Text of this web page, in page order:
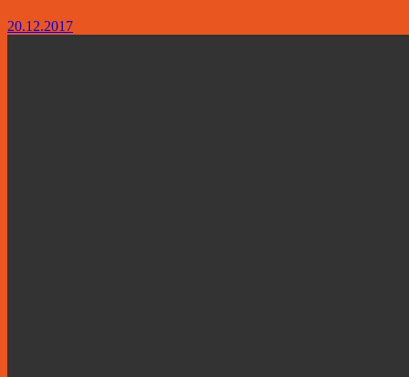
20.12.2017